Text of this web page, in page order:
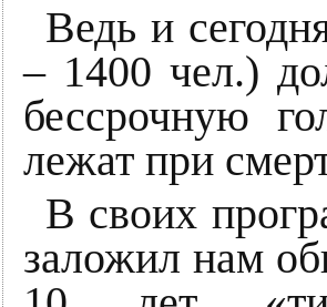
Ведь и
– 1400 чел.)
бессрочную
лежат при
В своих
заложил нам